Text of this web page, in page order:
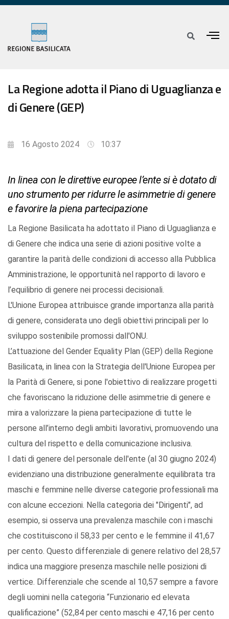
La Regione adotta il Piano di Uguaglianza e
di Genere (GEP)
16 Agosto 2024 10:37
In linea con le direttive europee l’ente si è dotato di
uno strumento per ridurre le asimmetrie di genere
e favorire la piena partecipazione
La Regione Basilicata ha adottato il Piano di Uguaglianza e
di Genere che indica una serie di azioni positive volte a
garantire la parità delle condizioni di accesso alla Pubblica
Amministrazione, le opportunità nel rapporto di lavoro e
l’equilibrio di genere nei processi decisionali.
L'Unione Europea attribuisce grande importanza alla parità
di genere, considerata uno degli obiettivi principali per lo
sviluppo sostenibile promossi dall'ONU.
L’attuazione del Gender Equality Plan (GEP) della Regione
Basilicata, in linea con la Strategia dell'Unione Europea per
la Parità di Genere, si pone l'obiettivo di realizzare progetti
che favoriscano la riduzione delle asimmetrie di genere e
mira a valorizzare la piena partecipazione di tutte le
persone all’interno degli ambiti lavorativi, promuovendo una
cultura del rispetto e della comunicazione inclusiva.
I dati di genere del personale dell'ente (al 30 giugno 2024)
evidenziano una distribuzione generalmente equilibrata tra
maschi e femmine nelle diverse categorie professionali ma
con alcune eccezioni. Nella categoria dei "Dirigenti", ad
esempio, si osserva una prevalenza maschile con i maschi
che costituiscono il 58,33 per cento e le femmine il 41,67
per cento. Questo differenziale di genere relativo del 28,57
indica una maggiore presenza maschile nelle posizioni di
vertice. Differenziale che scende al 10,57 sempre a favore
degli uomini nella categoria “Funzionario ed elevata
qualificazione” (52,84 per cento maschi e 47,16 per cento